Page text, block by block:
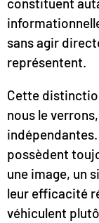
sans agir
représentent.
Cette
nous le
possèdent
une image, un
leur efficacité
véhiculent